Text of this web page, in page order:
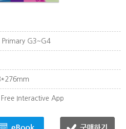
Primary G3~G4
Interactive App